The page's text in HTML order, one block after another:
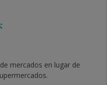
mercados en lugar de